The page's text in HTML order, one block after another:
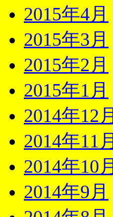
2015年4月
2015年3月
2015年2月
2015年1月
2014年12月
2014年11月
2014年10月
2014年9月